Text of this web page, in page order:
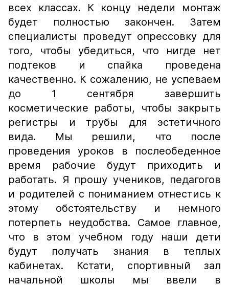
всех классах. К концу недели монтаж
будет полностью закончен. Затем
специалисты проведут опрессовку для
того, чтобы убедиться, что нигде нет
подтеков и спайка проведена
качественно. К сожалению, не успеваем
до 1 сентября завершить
косметические работы, чтобы закрыть
регистры и трубы для эстетичного
вида. Мы решили, что после
проведения уроков в послеобеденное
время рабочие будут приходить и
работать. Я прошу учеников, педагогов
и родителей с пониманием отнестись к
этому обстоятельству и немного
потерпеть неудобства. Самое главное,
что в этом учебном году наши дети
будут получать знания в теплых
кабинетах. Кстати, спортивный зал
начальной школы мы ввели в